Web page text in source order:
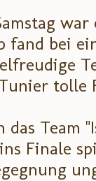
fand bei
tolle
Team
Finale